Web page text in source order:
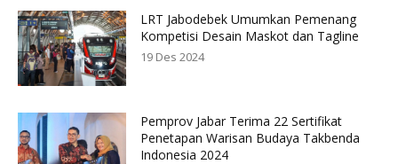
LRT Jabodebek Umumkan Pemenang
Kompetisi Desain Maskot dan Tagline
19 Des 2024
Pemprov Jabar Terima 22 Sertifikat
Penetapan Warisan Budaya Takbenda
Indonesia 2024